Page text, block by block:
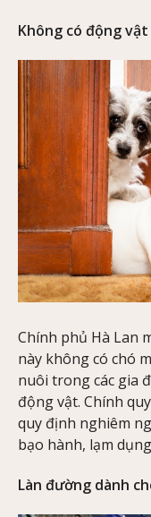
Không có động
Chính phủ Hà Lan
này không có chó
nuôi trong các gia
động vật. Chính
quy định nghiêm
bạo hành, lạm
Làn đường dành